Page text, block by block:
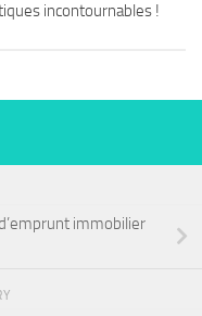
incontournables !
immobilier